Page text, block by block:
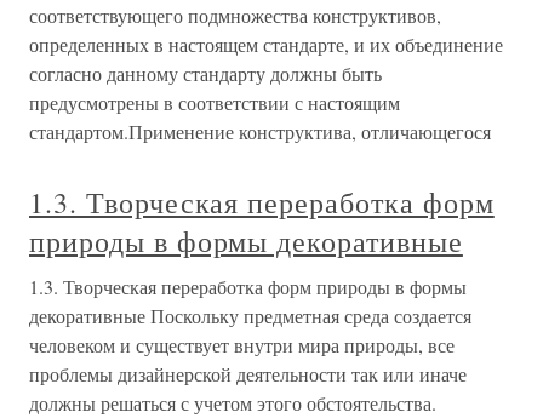
соответствующего подмножества конструктивов,
определенных в настоящем стандарте, и их объединение
согласно данному стандарту должны быть
предусмотрены в соответствии с настоящим
стандартом.Применение конструктива, отличающегося
1.3. Творческая переработка форм
природы в формы декоративные
1.3. Творческая переработка форм природы в формы
декоративные Поскольку предметная среда создается
человеком и существует внутри мира природы, все
проблемы дизайнерской деятельности так или иначе
должны решаться с учетом этого обстоятельства.